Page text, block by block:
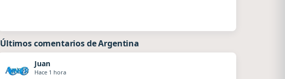
Últimos comentarios de Argentina
Juan
Hace 1 hora